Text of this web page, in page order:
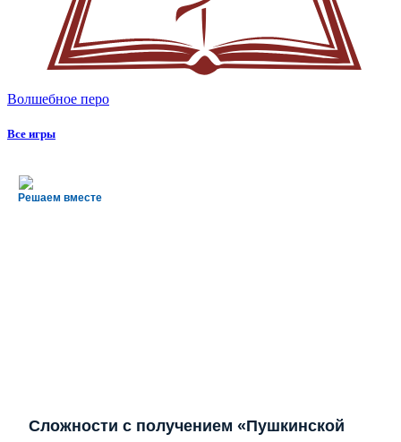
Волшебное перо
Все игры
Решаем вместе
Сложности с получением «Пушкинской